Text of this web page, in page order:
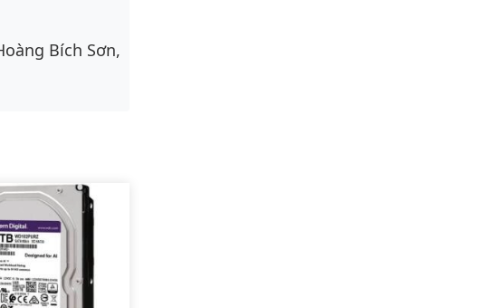
Bích Sơn,